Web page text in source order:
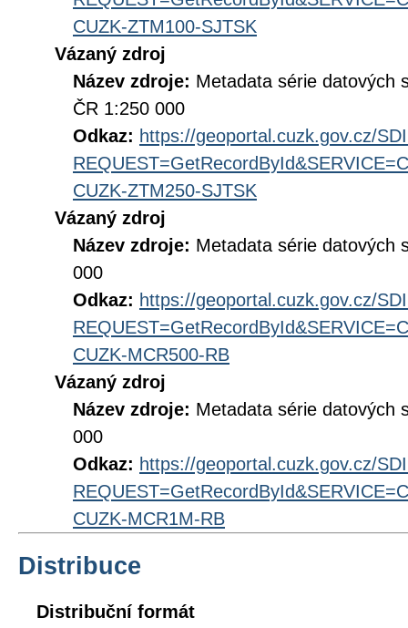
CUZK-ZTM100-SJTSK
Vázaný zdroj
Název zdroje: Metadata série datových
ČR 1:250 000
Odkaz: https://geoportal.cuzk.gov.cz/
CUZK-ZTM250-SJTSK
Vázaný zdroj
Název zdroje: Metadata série datových
000
Odkaz: https://geoportal.cuzk.gov.cz/
CUZK-MCR500-RB
Vázaný zdroj
Název zdroje: Metadata série datových
000
Odkaz: https://geoportal.cuzk.gov.cz/
CUZK-MCR1M-RB
Distribuce
Distribuční formát